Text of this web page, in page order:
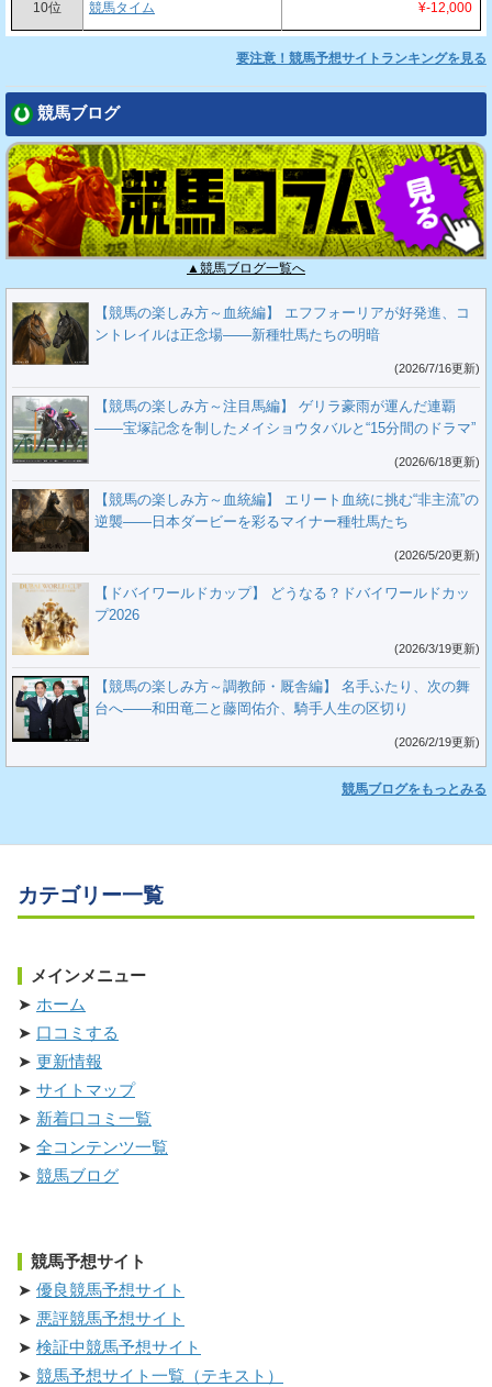
10位 競馬タイム ¥-12,000
要注意！競馬予想サイトランキングを見る
競馬ブログ
▲競馬ブログ一覧へ
【競馬の楽しみ方～血統編】 エフフォーリアが好発進、コ
ントレイルは正念場――新種牡馬たちの明暗
(2026/7/16更新)
【競馬の楽しみ方～注目馬編】 ゲリラ豪雨が運んだ連覇
――宝塚記念を制したメイショウタバルと“15分間のドラマ”
(2026/6/18更新)
【競馬の楽しみ方～血統編】 エリート血統に挑む“非主流”の
逆襲――日本ダービーを彩るマイナー種牡馬たち
(2026/5/20更新)
【ドバイワールドカップ】 どうなる？ドバイワールドカッ
プ2026
(2026/3/19更新)
【競馬の楽しみ方～調教師・厩舎編】 名手ふたり、次の舞
台へ――和田竜二と藤岡佑介、騎手人生の区切り
(2026/2/19更新)
競馬ブログをもっとみる
カテゴリー一覧
メインメニュー
ホーム
口コミする
更新情報
サイトマップ
新着口コミ一覧
全コンテンツ一覧
競馬ブログ
競馬予想サイト
優良競馬予想サイト
悪評競馬予想サイト
検証中競馬予想サイト
競馬予想サイト一覧（テキスト）